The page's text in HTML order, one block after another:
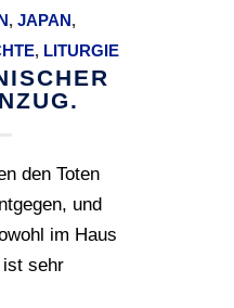
,JAPAN,
, LITURGIE
den Toten
und
im Haus
ist sehr